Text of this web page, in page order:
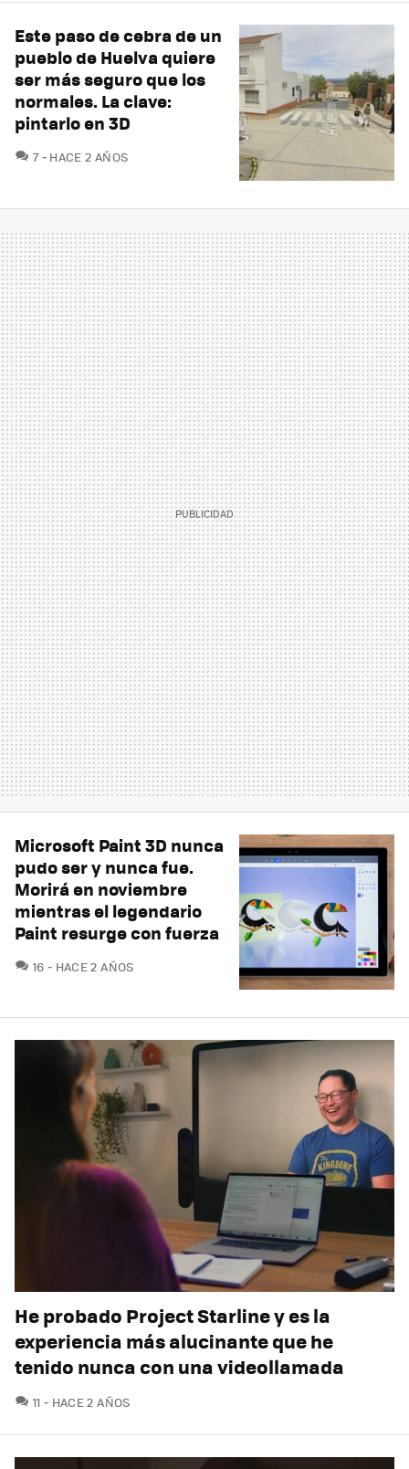
Este paso de cebra de un
pueblo de Huelva quiere
ser más seguro que los
normales. La clave:
pintarlo en 3D
7COMENTARIOS
HACE 2 AÑOS
Microsoft Paint 3D nunca
pudo ser y nunca fue.
Morirá en noviembre
mientras el legendario
Paint resurge con fuerza
16 COMENTARIOS
HACE 2 AÑOS
He probado Project Starline y es la
experiencia más alucinante que he
tenido nunca con una videollamada
11 COMENTARIOS
HACE 2 AÑOS